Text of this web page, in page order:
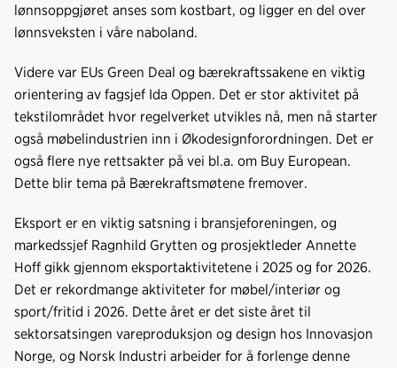
lønnsoppgjøret anses som kostbart, og ligger en del over
lønnsveksten i våre naboland.
Videre var EUs Green Deal og bærekraftssakene en viktig
orientering av fagsjef Ida Oppen. Det er stor aktivitet på
tekstilområdet hvor regelverket utvikles nå, men nå starter
også møbelindustrien inn i Økodesignforordningen. Det er
også flere nye rettsakter på vei bl.a. om Buy European.
Dette blir tema på Bærekraftsmøtene fremover.
Eksport er en viktig satsning i bransjeforeningen, og
markedssjef Ragnhild Grytten og prosjektleder Annette
Hoff gikk gjennom eksportaktivitetene i 2025 og for 2026.
Det er rekordmange aktiviteter for møbel/interiør og
sport/fritid i 2026. Dette året er det siste året til
sektorsatsingen vareproduksjon og design hos Innovasjon
Norge, og Norsk Industri arbeider for å forlenge denne